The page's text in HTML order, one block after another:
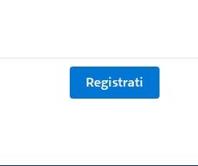
Registrati